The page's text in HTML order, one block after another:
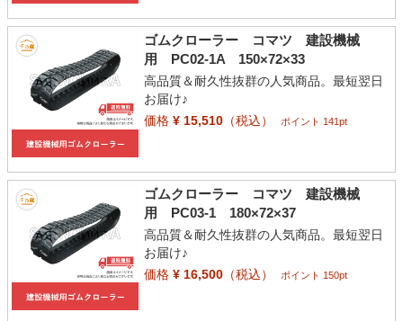
ゴムクローラー コマツ 建設機械
用 PC02-1A 150×72×33
高品質＆耐久性抜群の人気商品。最短翌日
お届け♪
価格¥ 15,510（税込） ポイント 141pt
ゴムクローラー コマツ 建設機械
用 PC03-1 180×72×37
高品質＆耐久性抜群の人気商品。最短翌日
お届け♪
価格¥ 16,500（税込） ポイント 150pt